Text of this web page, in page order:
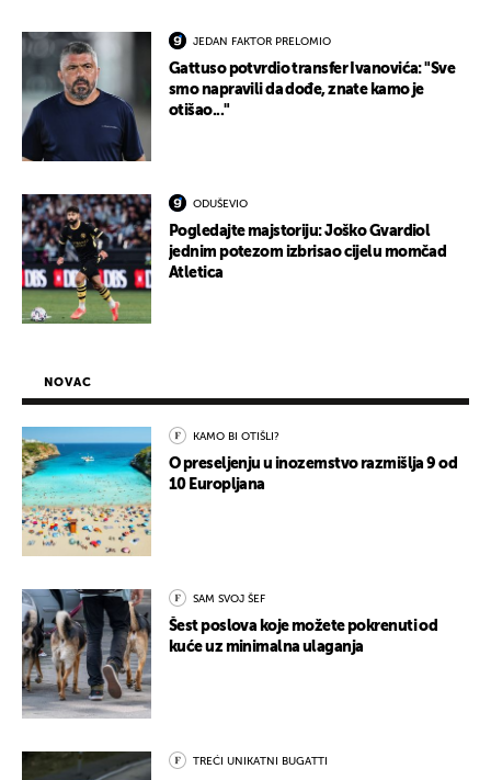
JEDAN FAKTOR PRELOMIO
Gattuso potvrdio transfer Ivanovića: "Sve
smo napravili da dođe, znate kamo je
otišao..."
ODUŠEVIO
Pogledajte majstoriju: Joško Gvardiol
jednim potezom izbrisao cijelu momčad
Atletica
NOVAC
KAMO BI OTIŠLI?
O preseljenju u inozemstvo razmišlja 9 od
10 Europljana
SAM SVOJ ŠEF
Šest poslova koje možete pokrenuti od
kuće uz minimalna ulaganja
TREĆI UNIKATNI BUGATTI